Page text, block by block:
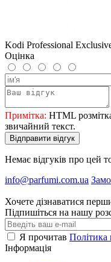
Kodi Professional
Оцінка
Примітка: HTML
звичайний текст.
Відправити відгук
Немає відгуків про цей
info@parfumi.com.ua
Хочете дізнаватися
Підпишіться на нашу
Я прочитав Політика
Інформація